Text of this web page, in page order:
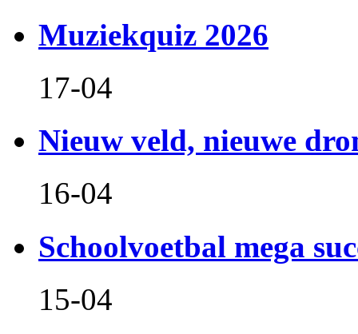
Muziekquiz 2026
17-04
Nieuw veld, nieuwe
16-04
Schoolvoetbal mega
15-04